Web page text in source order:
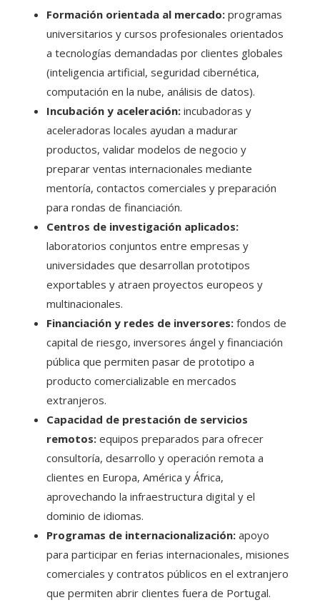
Formación orientada al mercado: programas
universitarios y cursos profesionales orientados
a tecnologías demandadas por clientes globales
(inteligencia artificial, seguridad cibernética,
computación en la nube, análisis de datos).
Incubación y aceleración: incubadoras y
aceleradoras locales ayudan a madurar
productos, validar modelos de negocio y
preparar ventas internacionales mediante
mentoría, contactos comerciales y preparación
para rondas de financiación.
Centros de investigación aplicados:
laboratorios conjuntos entre empresas y
universidades que desarrollan prototipos
exportables y atraen proyectos europeos y
multinacionales.
Financiación y redes de inversores: fondos de
capital de riesgo, inversores ángel y financiación
pública que permiten pasar de prototipo a
producto comercializable en mercados
extranjeros.
Capacidad de prestación de servicios
remotos: equipos preparados para ofrecer
consultoría, desarrollo y operación remota a
clientes en Europa, América y África,
aprovechando la infraestructura digital y el
dominio de idiomas.
Programas de internacionalización: apoyo
para participar en ferias internacionales, misiones
comerciales y contratos públicos en el extranjero
que permiten abrir clientes fuera de Portugal.